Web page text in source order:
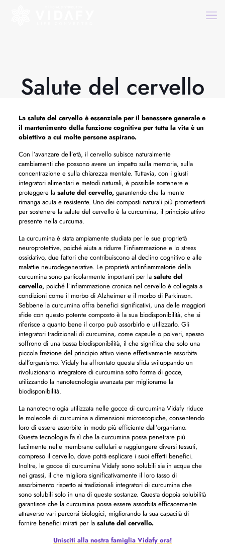
Salute del cervello
La salute del cervelloè essenziale per il benessere generale e
il mantenimento della funzione cognitiva per tutta la vita è un
obiettivo a cui molte persone aspirano.
Con l’avanzare dell’età, il cervello subisce naturalmente
cambiamenti che possono avere un impatto sulla memoria, sulla
concentrazione e sulla chiarezza mentale. Tuttavia, con i giusti
integratori alimentari e metodi naturali, è possibile sostenere e
proteggere la salute del cervello,garantendo che la mente
rimanga acuta e resistente. Uno dei composti naturali più promettenti
per sostenere la salute del cervello è la curcumina, il principio attivo
presente nella curcuma.
La curcumina è stata ampiamente studiata per le sue proprietà
neuroprotettive, poiché aiuta a ridurre l’infiammazione e lo stress
ossidativo, due fattori che contribuiscono al declino cognitivo e alle
malattie neurodegenerative. Le proprietà antinfiammatorie della
curcumina sono particolarmente importanti per la salute del
cervello,poiché l’infiammazione cronica nel cervello è collegata a
condizioni come il morbo di Alzheimer e il morbo di Parkinson.
Sebbene la curcumina offra benefici significativi, una delle maggiori
sfide con questo potente composto è la sua biodisponibilità, che si
riferisce a quanto bene il corpo può assorbirlo e utilizzarlo. Gli
integratori tradizionali di curcumina, come capsule o polveri, spesso
soffrono di una bassa biodisponibilità, il che significa che solo una
piccola frazione del principio attivo viene effettivamente assorbita
dall’organismo. Vidafy ha affrontato questa sfida sviluppando un
rivoluzionario integratore di curcumina sotto forma di gocce,
utilizzando la nanotecnologia avanzata per migliorarne la
biodisponibilità.
La nanotecnologia utilizzata nelle gocce di curcumina Vidafy riduce
le molecole di curcumina a dimensioni microscopiche, consentendo
loro di essere assorbite in modo più efficiente dall’organismo.
Questa tecnologia fa sì che la curcumina possa penetrare più
facilmente nelle membrane cellulari e raggiungere diversi tessuti,
compreso il cervello, dove potrà esplicare i suoi effetti benefici.
Inoltre, le gocce di curcumina Vidafy sono solubili sia in acqua che
nei grassi, il che migliora significativamente il loro tasso di
assorbimento rispetto ai tradizionali integratori di curcumina che
sono solubili solo in una di queste sostanze. Questa doppia solubilità
garantisce che la curcumina possa essere assorbita efficacemente
attraverso vari percorsi biologici, migliorando la sua capacità di
fornire benefici mirati per la salute del cervello.
Unisciti alla nostra famiglia Vidafy ora!